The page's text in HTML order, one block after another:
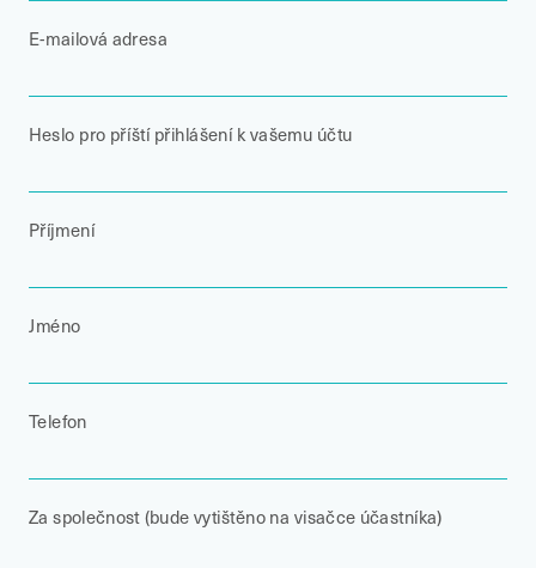
E-mailová adresa
Heslo pro příští přihlášení k vašemu účtu
Příjmení
Jméno
Telefon
Za společnost (bude vytištěno na visačce účastníka)